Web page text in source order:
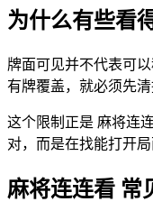
为什么有些看
牌面可见并不代表可
有牌覆盖，就必须先清
这个限制正是 麻将连
对，而是在找能打开局
麻将连连看 常